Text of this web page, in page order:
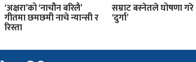
‘अक्षरा’को ‘नाचौन बरिलै’
गीतमा छमछमी नाचे न्यान्सी र
रिस्ता
सम्राट बस्नेतले घोषणा गरे
‘दुर्गा’